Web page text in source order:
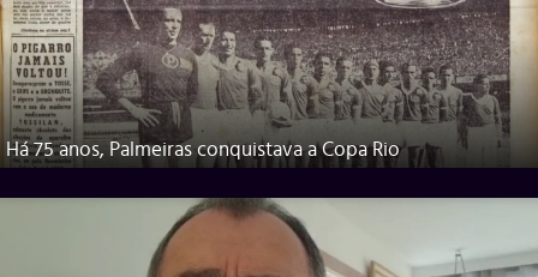
Há 75 anos, Palmeiras conquistava a Copa Rio